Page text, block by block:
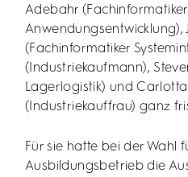
Adebahr (Fachinformatiker
Anwendungsentwicklung),
(Fachinformatiker
(Industriekaufmann),
Lagerlogistik) und
(Industriekauffrau) ganz
Für sie hatte bei der Wahl
Ausbildungsbetrieb die